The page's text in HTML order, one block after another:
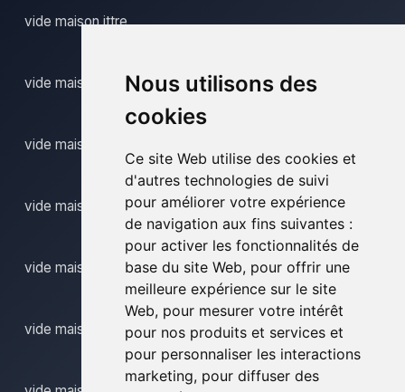
Nous utilisons des
cookies
Ce site Web utilise des cookies et
d'autres technologies de suivi
pour améliorer votre expérience
de navigation aux fins suivantes :
pour activer les fonctionnalités de
base du site Web, pour offrir une
meilleure expérience sur le site
Web, pour mesurer votre intérêt
pour nos produits et services et
pour personnaliser les interactions
marketing, pour diffuser des
vide maison ittre
vide maison lasne chapelle saint lambert
vide maison marilles
vide maison ottignies louvain la neuve
vide maison perwez
vide maison rebecq